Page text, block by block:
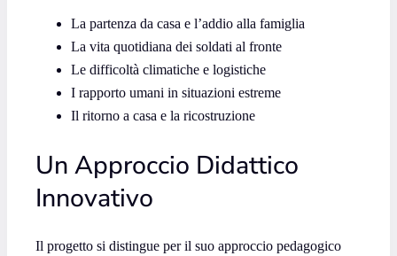
La partenza da casa e l’addio alla famiglia
La vita quotidiana dei soldati al fronte
Le difficoltà climatiche e logistiche
I rapporto umani in situazioni estreme
Il ritorno a casa e la ricostruzione
Un Approccio Didattico
Innovativo
Il progetto si distingue per il suo approccio pedagogico